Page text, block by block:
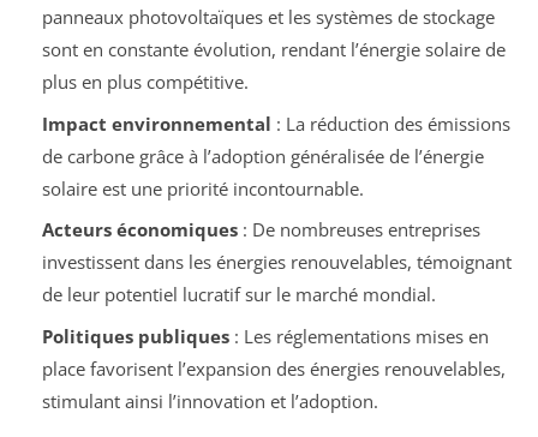
panneaux photovoltaïques et les systèmes de stockage
sont en constante évolution, rendant l’énergie solaire de
plus en plus compétitive.
Impact environnemental : La réduction des émissions
de carbone grâce à l’adoption généralisée de l’énergie
solaire est une priorité incontournable.
Acteurs économiques: De nombreuses entreprises
investissent dans les énergies renouvelables, témoignant
de leur potentiel lucratif sur le marché mondial.
Politiques publiques: Les réglementations mises en
place favorisent l’expansion des énergies renouvelables,
stimulant ainsi l’innovation et l’adoption.